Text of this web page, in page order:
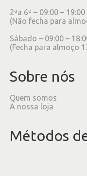
2ªa 6ª – 09:00 – 19:00
(Não fecha para
Sábado – 09:00 –
(Fecha para almoço
Sobre nós
Quem somos
A nossa loja
Métodos